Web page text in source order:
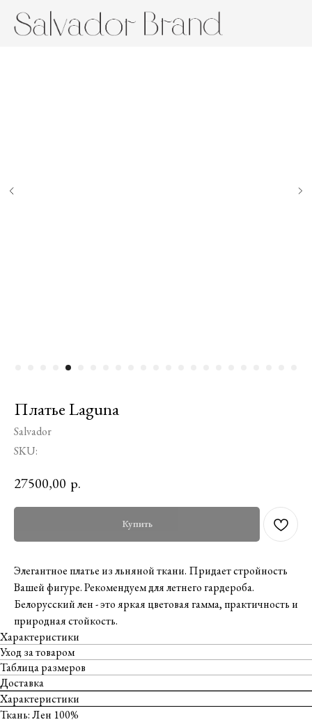
Платье Laguna
Salvador
SKU:
27500,00 р.
Купить
Элегантное платье из льняной ткани. Придает стройность
Вашей фигуре. Рекомендуем для летнего гардероба.
Белорусский лен - это яркая цветовая гамма, практичность и
природная стойкость.
Характеристики
Уход за товаром
Таблица размеров
Доставка
Характеристики
Ткань: Лен 100%